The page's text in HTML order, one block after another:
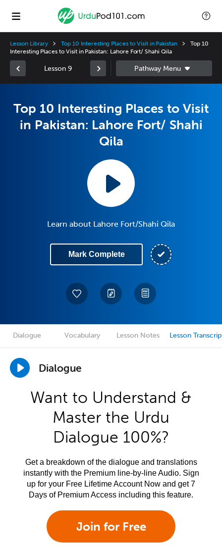
Lesson Library Top 10 Interesting Places to Visit in Pakistan
Top 10
Interesting Places to Visit in Pakistan: Lahore Fort/ Shahi Qila
Lesson 9
Top 10 Interesting Places to Visit
in Pakistan: Lahore Fort/ Shahi
Qila
Learn about Lahore Fort/Shahi Qila
Mark Complete
Dialogue Vocabulary Lesson Notes Lesson
Dialogue
Want to Understand &
Master the Urdu
Dialogue 100%?
Get a breakdown of the dialogue and translations
instantly with the Premium line-by-line Audio. Sign
up for your Free Lifetime Account Now and get 7
Days of Premium Access including this feature.
Join for Free